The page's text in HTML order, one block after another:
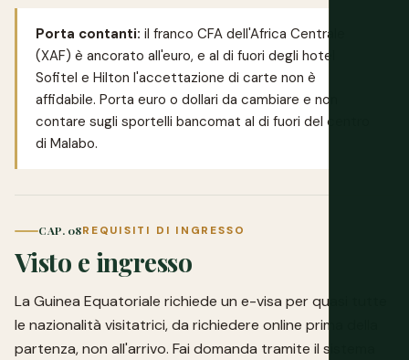
Porta contanti: il franco CFA dell'Africa Centrale
(XAF) è ancorato all'euro, e al di fuori degli hotel
Sofitel e Hilton l'accettazione di carte non è
affidabile. Porta euro o dollari da cambiare e non
contare sugli sportelli bancomat al di fuori del centro
di Malabo.
CAP. 08REQUISITI DI INGRESSO
Visto e ingresso
La Guinea Equatoriale richiede un e-visa per quasi tutte
le nazionalità visitatrici, da richiedere online prima della
partenza, non all'arrivo. Fai domanda tramite il sistema